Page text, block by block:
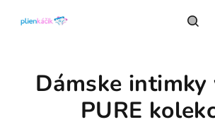
Dámske intimky
PURE